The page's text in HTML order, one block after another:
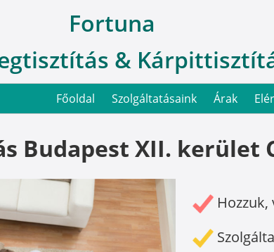
Fortuna
&
Főoldal Szolgáltatásaink Árak
Budapest XII. kerület
Hozzuk,